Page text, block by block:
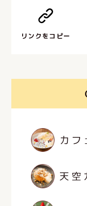
リンクをコピー
カフ
天空